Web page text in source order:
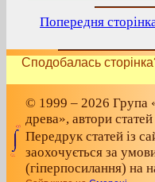
Попередня
Сподобалась
© 1999 – 2026 Група
древа», автори статей
Передрук статей із
заохочується за
(гіперпосилання) на